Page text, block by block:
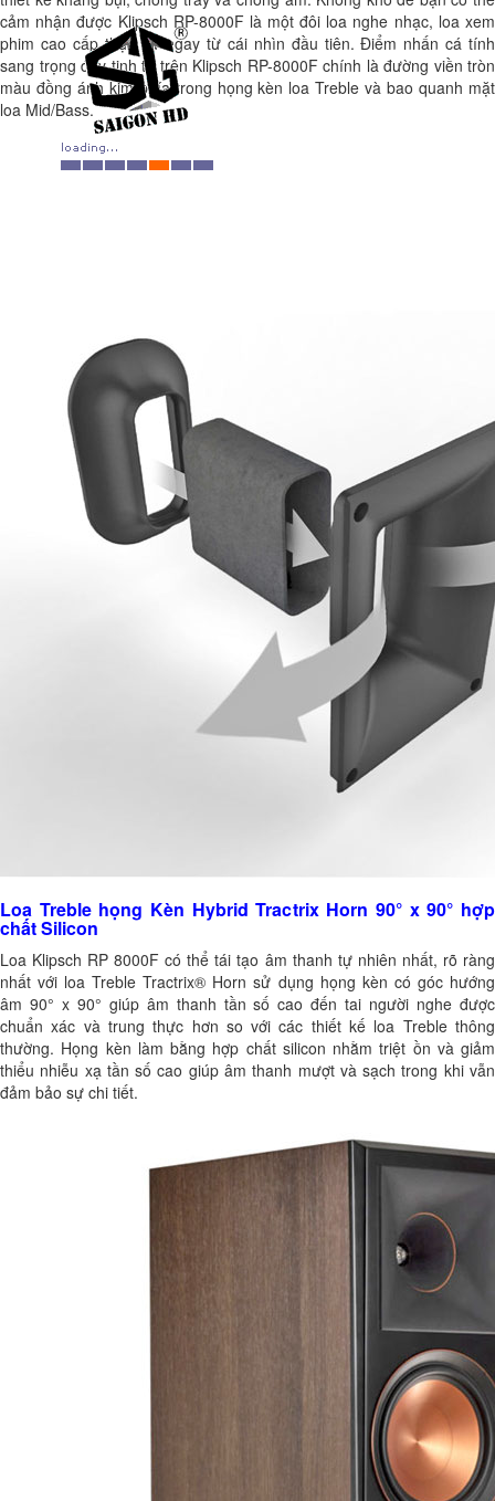
cảm nhận được Klipsch RP-8000F là một đôi loa nghe nhạc, loa xem
phim cao cấp thực sự ngay từ cái nhìn đầu tiên. Điểm nhấn cá tính
sang trọng đầy tinh tế trên Klipsch RP-8000F chính là đường viền tròn
màu đồng ánh kim phía trong họng kèn loa Treble và bao quanh mặt
loa Mid/Bass.
Loa Treble họng Kèn Hybrid Tractrix Horn 90° x 90° hợp
chất Silicon
Loa Klipsch RP 8000F có thể tái tạo âm thanh tự nhiên nhất, rõ ràng
nhất với loa Treble Tractrix® Horn sử dụng họng kèn có góc hướng
âm 90° x 90° giúp âm thanh tần số cao đến tai người nghe được
chuẩn xác và trung thực hơn so với các thiết kế loa Treble thông
thường. Họng kèn làm bằng hợp chất silicon nhằm triệt ồn và giảm
thiểu nhiễu xạ tần số cao giúp âm thanh mượt và sạch trong khi vẫn
đảm bảo sự chi tiết.